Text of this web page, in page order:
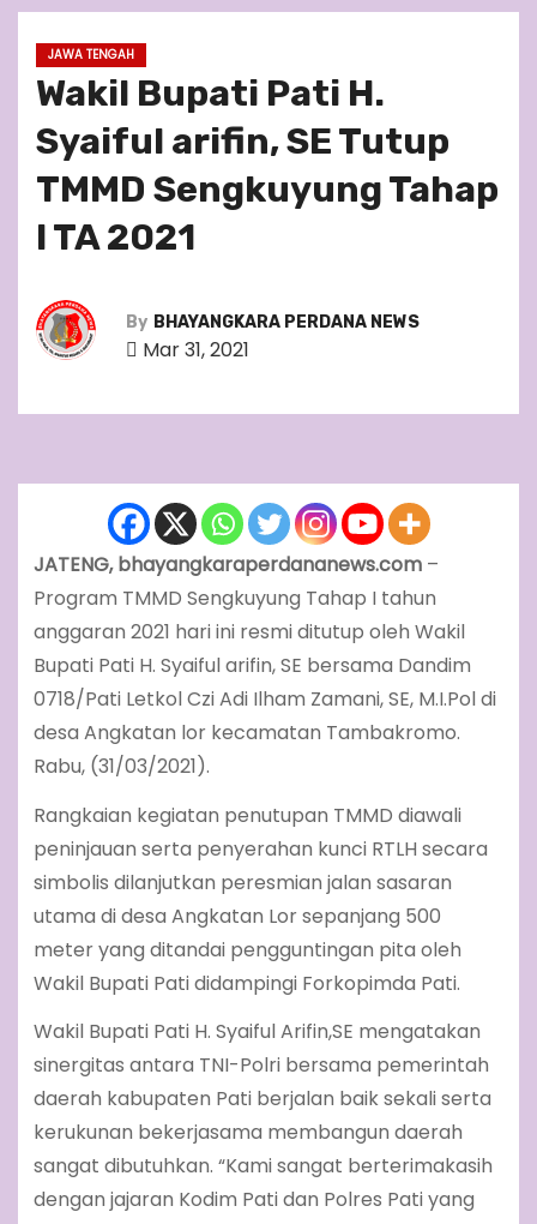
JAWA TENGAH
Wakil Bupati Pati H.
Syaiful arifin, SE Tutup
TMMD Sengkuyung Tahap
I TA 2021
By BHAYANGKARA PERDANA NEWS
Mar 31, 2021
JATENG, bhayangkaraperdananews.com–
Program TMMD Sengkuyung Tahap I tahun
anggaran 2021 hari ini resmi ditutup oleh Wakil
Bupati Pati H. Syaiful arifin, SE bersama Dandim
0718/Pati Letkol Czi Adi Ilham Zamani, SE, M.I.Pol di
desa Angkatan lor kecamatan Tambakromo.
Rabu, (31/03/2021).
Rangkaian kegiatan penutupan TMMD diawali
peninjauan serta penyerahan kunci RTLH secara
simbolis dilanjutkan peresmian jalan sasaran
utama di desa Angkatan Lor sepanjang 500
meter yang ditandai pengguntingan pita oleh
Wakil Bupati Pati didampingi Forkopimda Pati.
Wakil Bupati Pati H. Syaiful Arifin,SE mengatakan
sinergitas antara TNI-Polri bersama pemerintah
daerah kabupaten Pati berjalan baik sekali serta
kerukunan bekerjasama membangun daerah
sangat dibutuhkan. “Kami sangat berterimakasih
dengan jajaran Kodim Pati dan Polres Pati yang